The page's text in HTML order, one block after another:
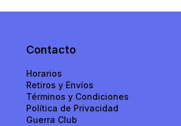
Contacto
Horarios
Retiros y Envíos
Términos y Condiciones
Política de Privacidad​​
Guerra Club